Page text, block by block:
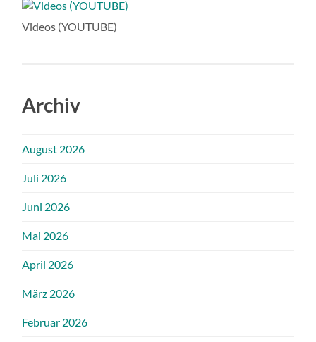
Videos (YOUTUBE)
Archiv
August 2026
Juli 2026
Juni 2026
Mai 2026
April 2026
März 2026
Februar 2026